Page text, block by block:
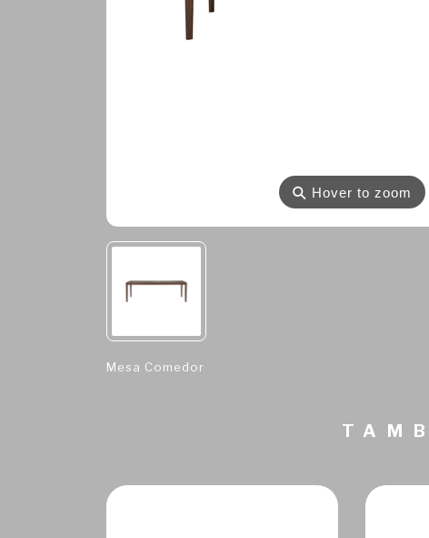
⚲ Hover to zoom
Mesa Comedor